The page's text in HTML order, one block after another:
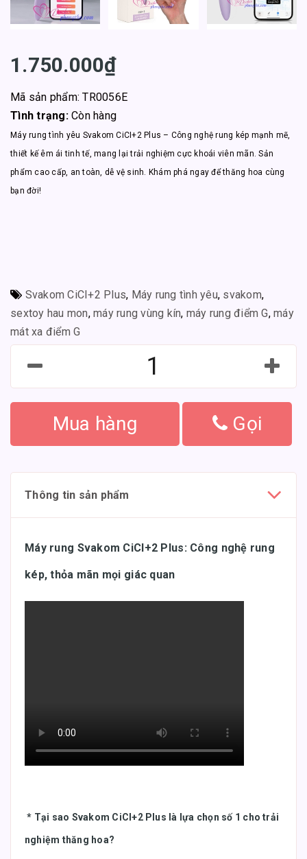
1.750.000₫
Mã sản phẩm: TR0056E
Tình trạng: Còn hàng
Máy rung tình yêu Svakom CiCI+2 Plus – Công nghệ rung kép mạnh mẽ,
thiết kế êm ái tinh tế, mang lại trải nghiệm cực khoái viên mãn. Sản
phẩm cao cấp, an toàn, dễ vệ sinh. Khám phá ngay để thăng hoa cùng
bạn đời!
Svakom CiCI+2 Plus, Máy rung tình yêu, svakom,
sextoy hau mon, máy rung vùng kín, máy rung điểm G, máy
mát xa điểm G
Mua hàng Gọi
Thông tin sản phẩm
Máy rung Svakom CiCI+2 Plus: Công nghệ rung
kép, thỏa mãn mọi giác quan
* Tại sao Svakom CiCI+2 Plus là lựa chọn số 1 cho trải
nghiệm thăng hoa?